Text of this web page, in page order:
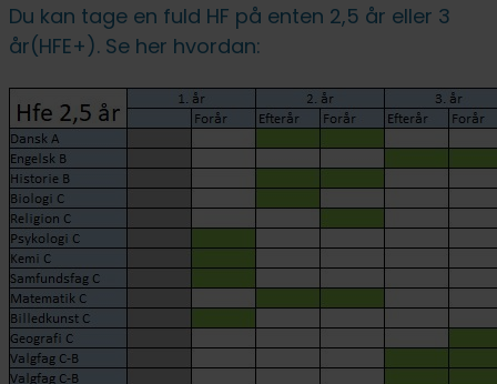
Du kan tage en fuld HF på enten 2,5 år eller 3
år(HFE+). Se her hvordan: